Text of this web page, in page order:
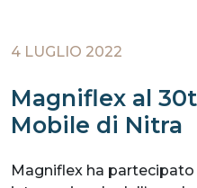
4 LUGLIO 2022
Magniflex al
Mobile di Nitra
Magniflex ha partecipato